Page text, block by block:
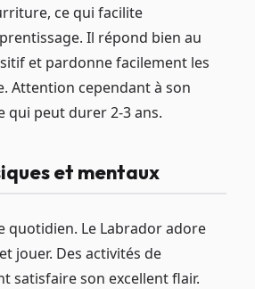
ce qui facilite
Il répond bien au
et pardonne facilement les
Attention cependant à son
qui peut durer 2-3 ans.
et mentaux
quotidien. Le Labrador adore
jouer. Des activités de
satisfaire son excellent flair.